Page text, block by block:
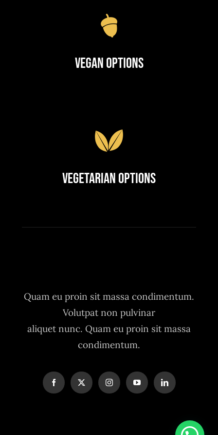
Vegan Options
Vegetarian Options
Quam eu proin sit massa condimentum.
Volutpat non pulvinar
aliquet nunc. Quam eu proin sit massa
condimentum.